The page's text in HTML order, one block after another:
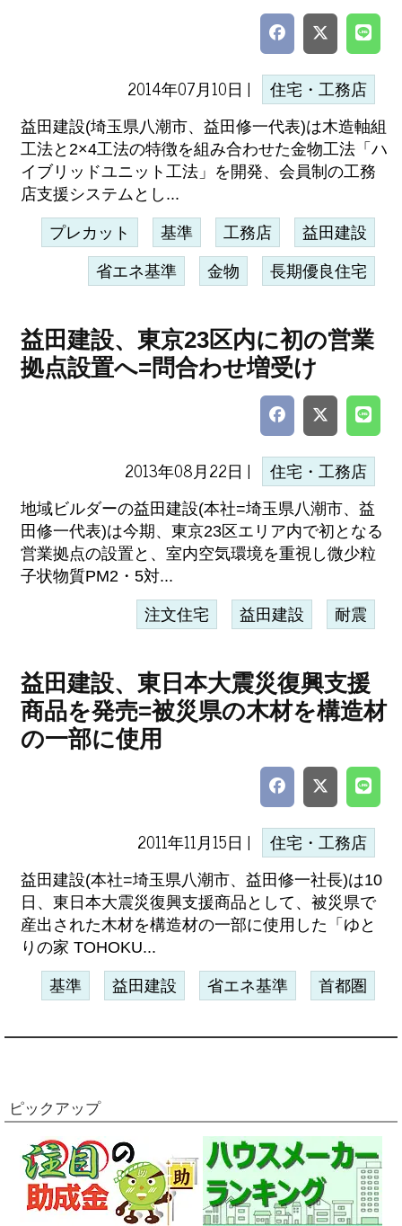
2014年07月10日 | 住宅・工務店
益田建設(埼玉県八潮市、益田修一代表)は木造軸組
工法と2×4工法の特徴を組み合わせた金物工法「ハ
イブリッドユニット工法」を開発、会員制の工務
店支援システムとし...
プレカット 基準 工務店 益田建設
省エネ基準 金物 長期優良住宅
益田建設、東京23区内に初の営業
拠点設置へ=問合わせ増受け
2013年08月22日 | 住宅・工務店
地域ビルダーの益田建設(本社=埼玉県八潮市、益
田修一代表)は今期、東京23区エリア内で初となる
営業拠点の設置と、室内空気環境を重視し微少粒
子状物質PM2・5対...
注文住宅 益田建設 耐震
益田建設、東日本大震災復興支援
商品を発売=被災県の木材を構造材
の一部に使用
2011年11月15日 | 住宅・工務店
益田建設(本社=埼玉県八潮市、益田修一社長)は10
日、東日本大震災復興支援商品として、被災県で
産出された木材を構造材の一部に使用した「ゆと
りの家 TOHOKU...
基準 益田建設 省エネ基準 首都圏
ピックアップ